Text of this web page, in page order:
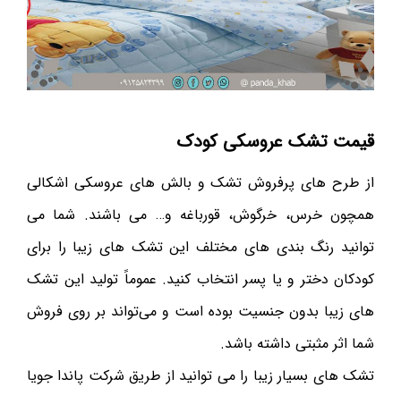
قیمت تشک عروسکی کودک
از طرح های پرفروش تشک و بالش های عروسکی اشکالی
همچون خرس، خرگوش، قورباغه و… می باشند. شما می
توانید رنگ بندی های مختلف این تشک های زیبا را برای
کودکان دختر و یا پسر انتخاب کنید. عموماً تولید این تشک
های زیبا بدون جنسیت بوده است و می‌تواند بر روی فروش
شما اثر مثبتی داشته باشد.
تشک های بسیار زیبا را می توانید از طریق شرکت پاندا جویا